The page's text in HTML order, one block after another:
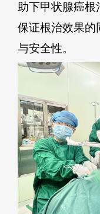
助下甲状腺癌根
保证根治效果的
与安全性。